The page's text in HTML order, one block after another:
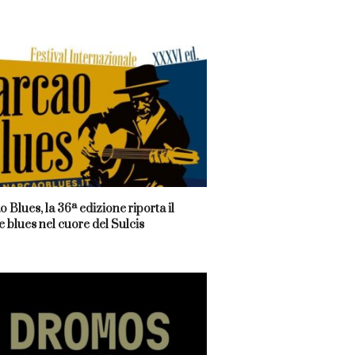
Blues, la 36ª edizione riporta il
blues nel cuore del Sulcis